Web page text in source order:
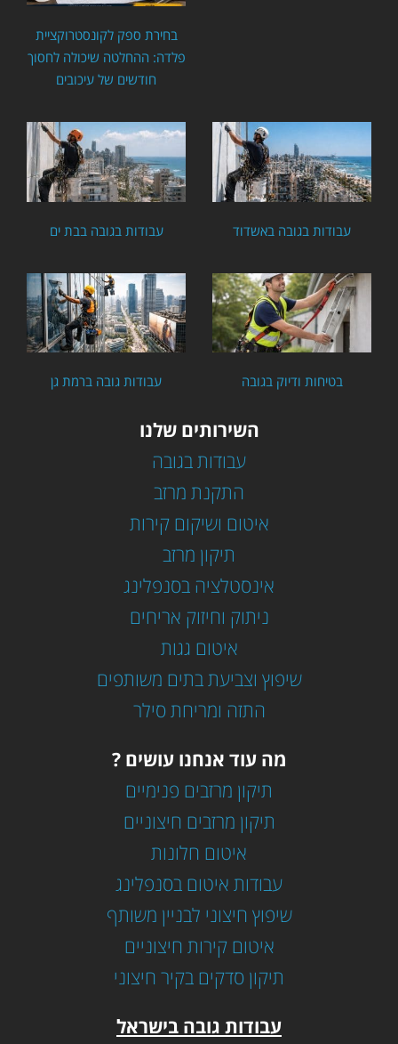
בחירת ספק לקונסטרוקציית
פלדה: ההחלטה שיכולה לחסוך
חודשים של עיכובים
עבודות בגובה באשדוד עבודות בגובה בבת ים
בטיחות ודיוק בגובה עבודות גובה ברמת גן
השירותים שלנו
עבודות בגובה
התקנת מרזב
איטום ושיקום קירות
תיקון מרזב
אינסטלציה בסנפלינג
ניתוק וחיזוק אריחים
איטום גגות
שיפוץ וצביעת בתים משותפים
התזה ומריחת סילר
מה עוד אנחנו עושים ?
תיקון מרזבים פנימיים
תיקון מרזבים חיצוניים
איטום חלונות
עבודות איטום בסנפלינג
שיפוץ חיצוני לבניין משותף
איטום קירות חיצוניים
תיקון סדקים בקיר חיצוני
עבודות גובה בישראל